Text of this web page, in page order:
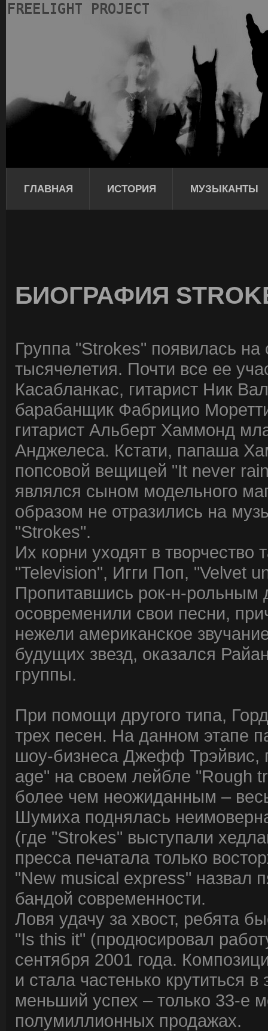
ГЛАВНАЯ ИСТОРИЯ МУЗЫКАНТЫ
БИОГРАФИЯ
Группа "Strokes" появилась на
тысячелетия. Почти все ее
Касабланкас, гитарист Ник
барабанщик Фабрицио
гитарист Альберт Хаммонд
Анджелеса. Кстати, папаша
попсовой вещицей "It never
являлся сыном модельного
образом не отразились на
"Strokes".
Их корни уходят в творчество
"Television", Игги Поп, "Velvet
Пропитавшись рок-н-рольным
осовременили свои песни,
нежели американское
будущих звезд, оказался
группы.
При помощи другого типа,
трех песен. На данном этапе
шоу-бизнеса Джефф Трэйвис,
age" на своем лейбле "Rough
более чем неожиданным –
Шумиха поднялась
(где "Strokes" выступали
пресса печатала только
"New musical express" назвал
бандой современности.
Ловя удачу за хвост, ребята
"Is this it" (продюсировал
сентября 2001 года.
и стала частенько крутиться
меньший успех – только 33-е
полумиллионных продажах.